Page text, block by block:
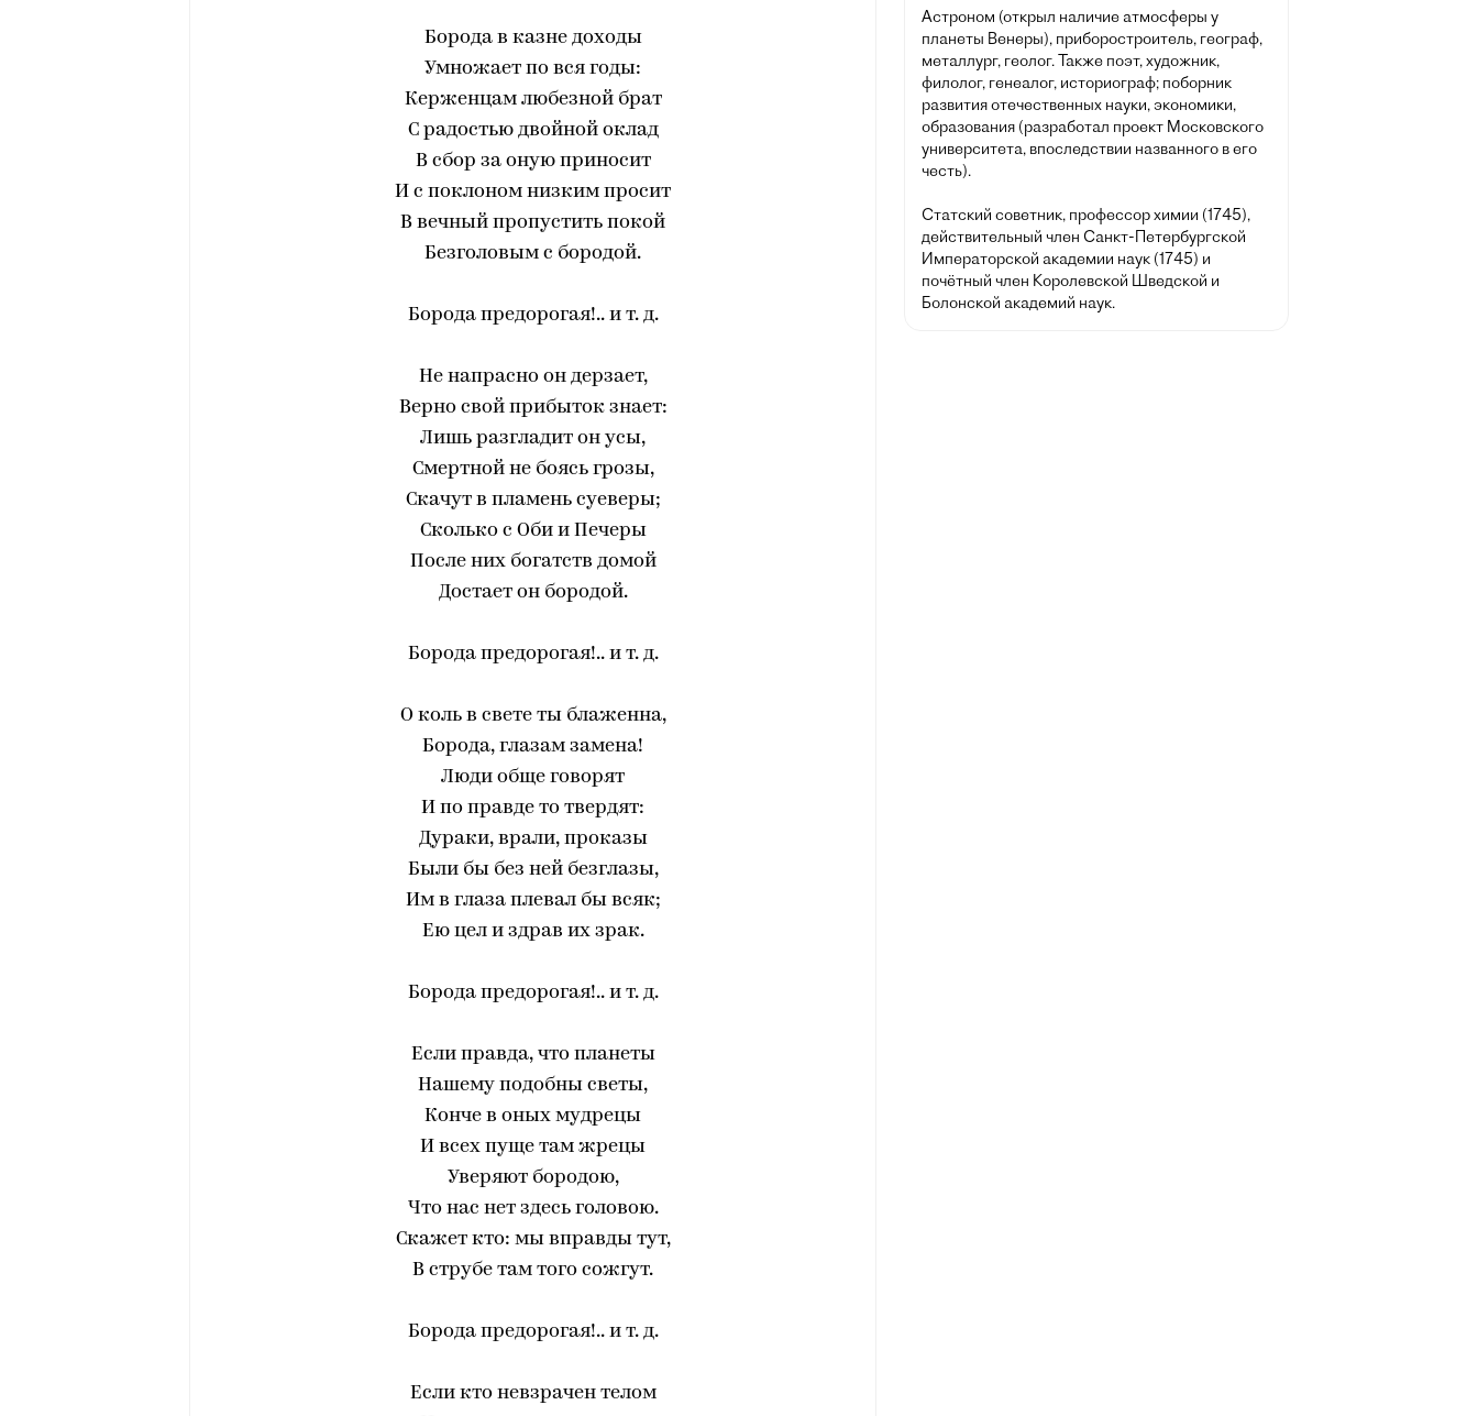
Борода в казне доходы
Умножает по вся годы:
Керженцам любезной брат
С радостью двойной оклад
В сбор за оную приносит
И с поклоном низким просит
В вечный пропустить покой
Безголовым с бородой.
Борода предорогая!.. и т. д.
Не напрасно он дерзает,
Верно свой прибыток знает:
Лишь разгладит он усы,
Смертной не боясь грозы,
Скачут в пламень суеверы;
Сколько с Оби и Печеры
После них богатств домой
Достает он бородой.
Борода предорогая!.. и т. д.
О коль в свете ты блаженна,
Борода, глазам замена!
Люди обще говорят
И по правде то твердят:
Дураки, врали, проказы
Были бы без ней безглазы,
Им в глаза плевал бы всяк;
Ею цел и здрав их зрак.
Борода предорогая!.. и т. д.
Если правда, что планеты
Нашему подобны светы,
Конче в оных мудрецы
И всех пуще там жрецы
Уверяют бородою,
Что нас нет здесь головою.
Скажет кто: мы вправды тут,
В струбе там того сожгут.
Борода предорогая!.. и т. д.
Если кто невзрачен телом
Астроном (открыл наличие атмосферы у
планеты Венеры), приборостроитель, географ,
металлург, геолог. Также поэт, художник,
филолог, генеалог, историограф; поборник
развития отечественных науки, экономики,
образования (разработал проект Московского
университета, впоследствии названного в его
честь).
Статский советник, профессор химии (1745),
действительный член Санкт-Петербургской
Императорской академии наук (1745) и
почётный член Королевской Шведской и
Болонской академий наук.